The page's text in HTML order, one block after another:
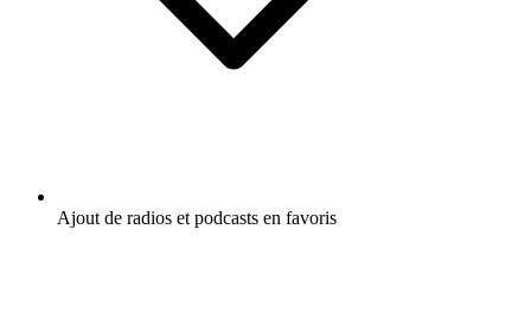
Ajout de radios et podcasts en favoris